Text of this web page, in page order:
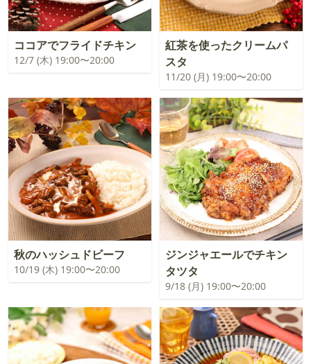
ココアでフライドチキン
12/7 (木) 19:00〜20:00
紅茶を使ったクリームパ
スタ
11/20 (月) 19:00〜20:00
秋のハッシュドビーフ
10/19 (木) 19:00〜20:00
ジンジャエールでチキン
タツタ
9/18 (月) 19:00〜20:00